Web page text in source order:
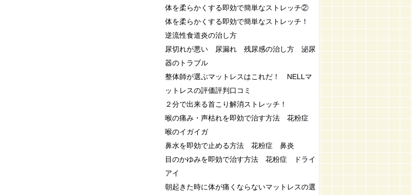
体を柔らかくする即効で簡単なストレッチ②
体を柔らかくする即効で簡単なストレッチ！
逆流性食道炎の治し方
尿切れが悪い 尿漏れ 残尿感の治し方 泌尿
器のトラブル
整体師が選ぶマットレスはこれだ！ NELLマ
ットレスの評価評判口コミ
２分で出来る首こり解消ストレッチ！
喉の痛み・声枯れを即効で治す方法 花粉症
喉のイガイガ
鼻水を即効で止める方法 花粉症 鼻炎
目のかゆみを即効で治す方法 花粉症 ドライ
アイ
朝起きた時に体が痛くならないマットレスの選